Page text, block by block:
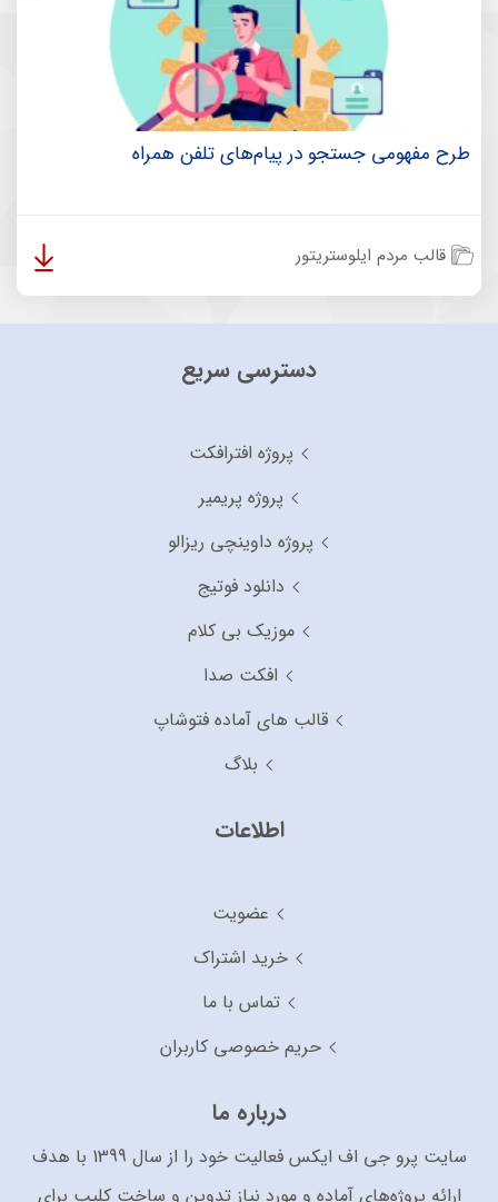
طرح مفهومی جستجو در پیام‌های تلفن همراه
قالب مردم ایلوستریتور
دسترسی سریع
پروژه افترافکت
پروژه پریمیر
پروژه داوینچی ریزالو
دانلود فوتیج
موزیک بی کلام
افکت صدا
قالب های آماده فتوشاپ
بلاگ
اطلاعات
عضویت
خرید اشتراک
تماس با ما
حریم خصوصی کاربران
درباره ما
سایت پرو جی اف ایکس فعالیت خود را از سال 1399 با هدف
ارائه پروژه‌های آماده و مورد نیاز تدوین و ساخت کلیپ برای